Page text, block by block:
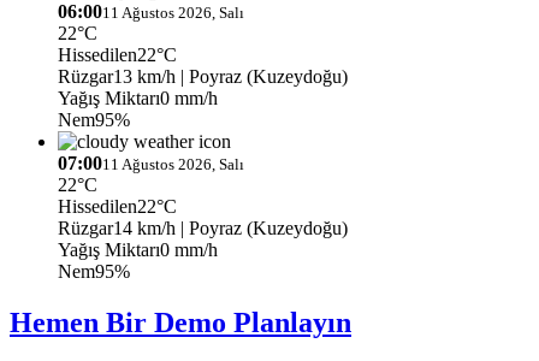
06:0011 Ağustos 2026, Salı
22°C
Hissedilen22°C
Rüzgar13 km/h | Poyraz (Kuzeydoğu)
Yağış Miktarı0 mm/h
Nem95%
07:0011 Ağustos 2026, Salı
22°C
Hissedilen22°C
Rüzgar14 km/h | Poyraz (Kuzeydoğu)
Yağış Miktarı0 mm/h
Nem95%
Hemen Bir Demo Planlayın